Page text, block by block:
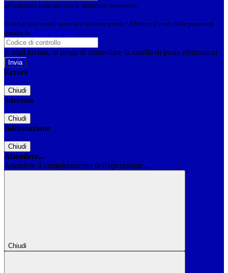
all'indirizzo indicato con le istruzioni necessarie.
Non hai una e-mail associata al nome utente? Effettua il reset della password
tramite la Login Spaggiari
E-mail inviata, si prega di controllare la casella di posta elettronica!
Errore
Chiudi
Successo
Chiudi
Informazione
Chiudi
Attendere...
Attendere il completamento dell'operazione...
Chiudi